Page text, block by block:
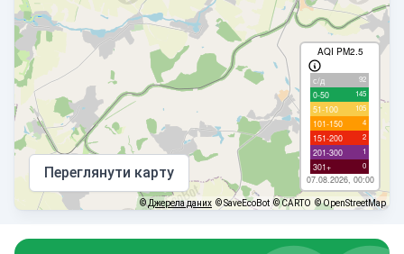
AQI PM2.5
с/д 92
0-50 145
51-100 105
101-150 4
151-200 2
201-300 1
301+ 0
07.08.2026, 00:00
Переглянути карту
©Джерела даних © SaveEcoBot © CARTO © OpenStreetMap